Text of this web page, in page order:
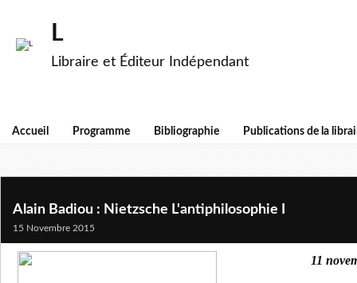
L
Libraire et Éditeur Indépendant
Accueil Programme Bibliographie Publications de la
Alain Badiou : Nietzsche L'antiphilosophie I
15 Novembre 2015
11